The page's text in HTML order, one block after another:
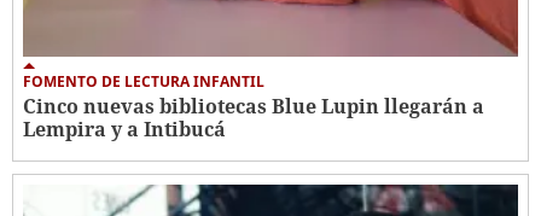
FOMENTO DE LECTURA INFANTIL
Cinco nuevas bibliotecas Blue Lupin llegarán a
Lempira y a Intibucá